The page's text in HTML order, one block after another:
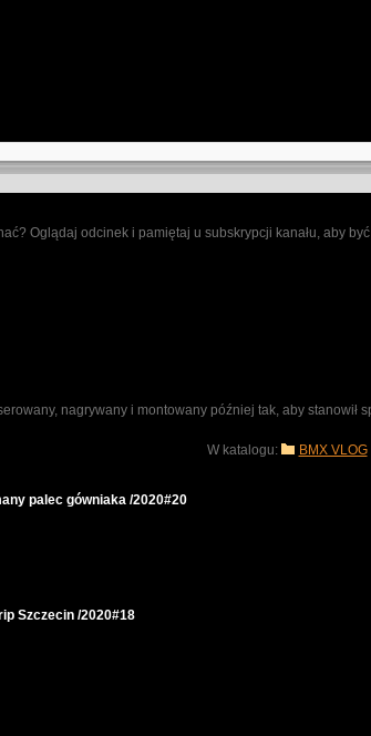
Oglądaj odcinek i pamiętaj u subskrypcji kanału,
nagrywany i montowany później tak, aby
W katalogu: BMX VLOG
palec gówniaka /2020#20
Szczecin /2020#18